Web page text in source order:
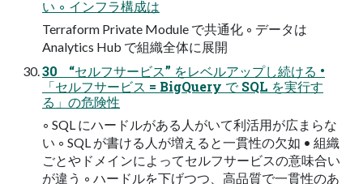
い ◦ インフラ構成は
Terraform Private Module で共通化 ◦ データは
Analytics Hub で組織全体に展開
30 “セルフサービス” をレベルアップし続ける •
「セルフサービス = BigQuery で SQL を実行す
る」の危険性
◦ SQL にハードルがある人がいて利活用が広まらな
い ◦ SQL が書ける人が増えると一貫性の欠如 • 組織
ごとやドメインによってセルフサービスの意味合い
が違う ◦ ハードルを下げつつ、高品質で一貫性のあ